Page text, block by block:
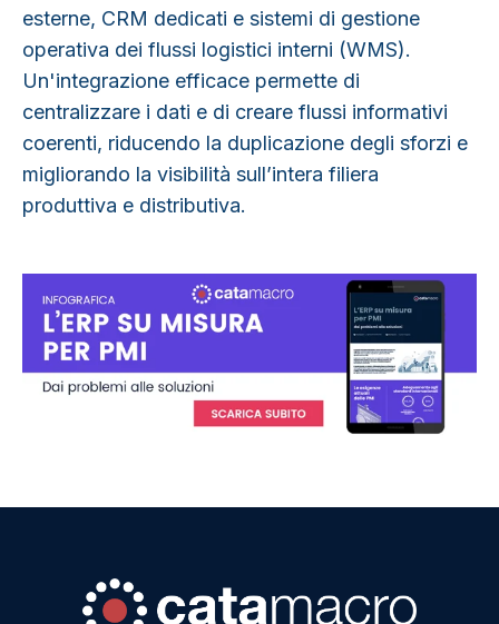
esterne, CRM dedicati e sistemi di gestione
operativa dei flussi logistici interni (WMS).
Un'integrazione efficace permette di
centralizzare i dati e di creare flussi informativi
coerenti, riducendo la duplicazione degli sforzi e
migliorando la visibilità sull’intera filiera
produttiva e distributiva.